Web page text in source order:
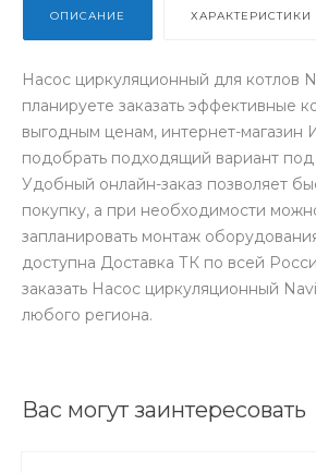
ОПИСАНИЕ ХАРАКТЕРИСТИКИ
Насос циркуляционный для котлов
планируете заказать эффективные
выгодным ценам, интернет-магазин
подобрать подходящий вариант
Удобный онлайн-заказ позволяет
покупку, а при необходимости
запланировать монтаж
доступна Доставка ТК по всей
заказать Насос циркуляционный
любого региона.
Вас могут заинтересовать